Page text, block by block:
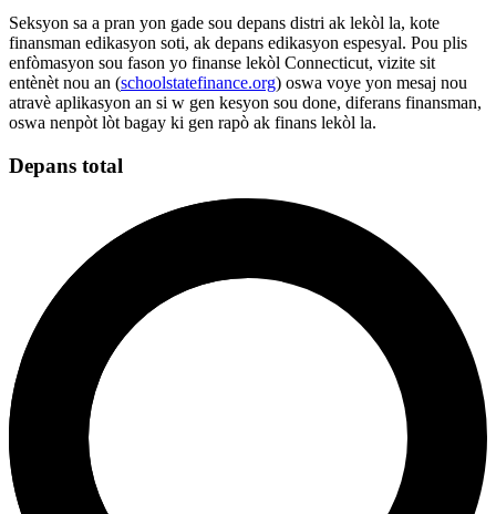
Seksyon sa a pran yon gade sou depans distri ak lekòl la, kote
finansman edikasyon soti, ak depans edikasyon espesyal. Pou plis
enfòmasyon sou fason yo finanse lekòl Connecticut, vizite sit
entènèt nou an (schoolstatefinance.org) oswa voye yon mesaj nou
atravè aplikasyon an si w gen kesyon sou done, diferans finansman,
oswa nenpòt lòt bagay ki gen rapò ak finans lekòl la.
Depans total